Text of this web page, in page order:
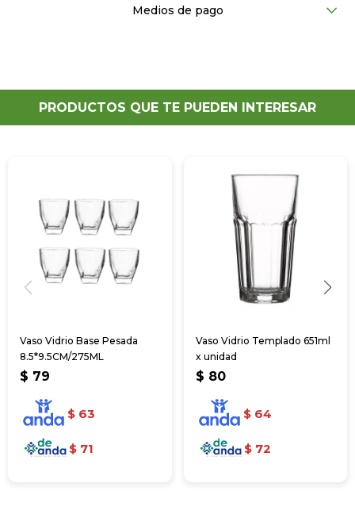
Medios de pago
PRODUCTOS QUE TE PUEDEN INTERESAR
Vaso Vidrio Base Pesada
8.5*9.5CM/275ML
$ 79
$ 63
$ 71
Vaso Vidrio Templado 651ml
x unidad
$ 80
$ 64
$ 72